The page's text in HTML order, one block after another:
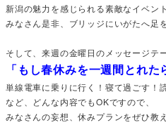
新潟の魅力を感じられる素敵なイベン
みなさん是非、ブリッジにいがたへ足
そして、来週の金曜日のメッセージテ
「もし春休みを一週間とれた
単線電車に乗りに行く！寝て過ごす！
など、どんな内容でもOKですので、
みなさんの妄想、休みプランをぜひ教